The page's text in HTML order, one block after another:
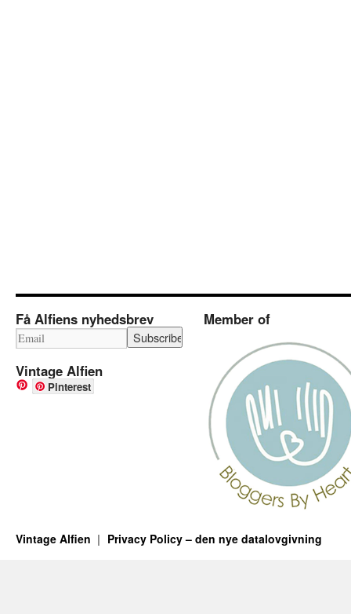
Få Alfiens nyhedsbrev
Vintage Alfien
Pinterest
Member of
Vintage Alfien Privacy Policy – den nye datalovgivning